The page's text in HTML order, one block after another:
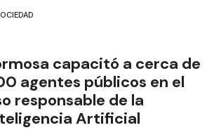
capacitó a cerca de
agentes públicos en el
responsable de la
Artificial